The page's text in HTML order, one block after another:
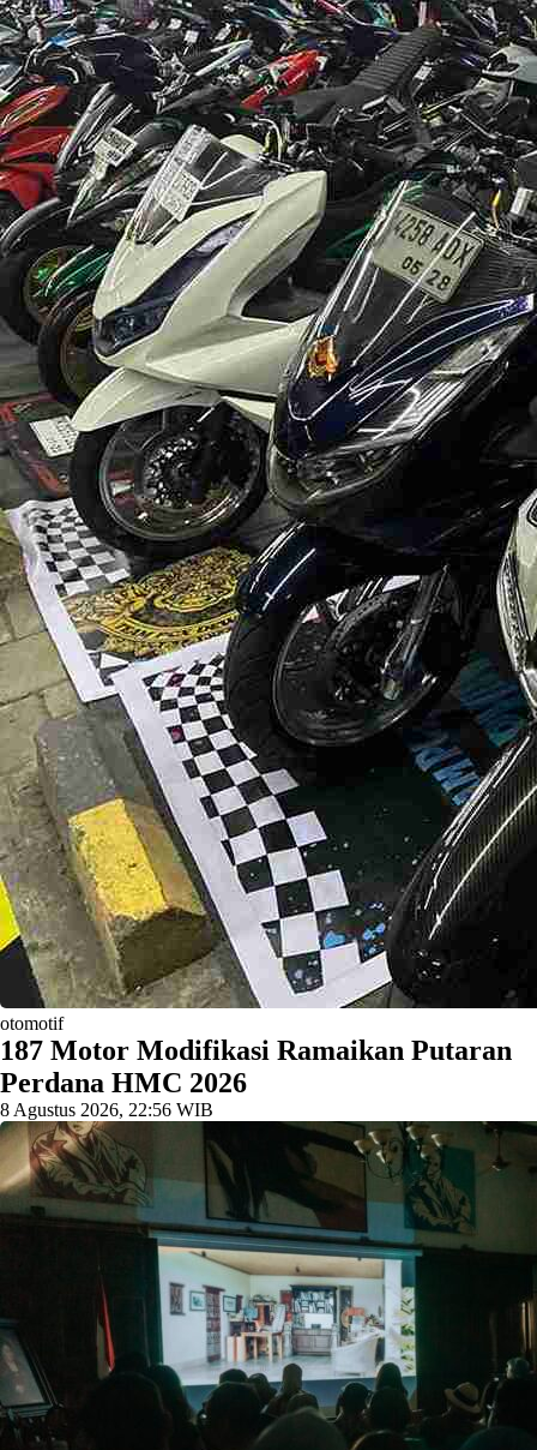
otomotif
187 Motor Modifikasi Ramaikan Putaran
Perdana HMC 2026
8 Agustus 2026, 22:56 WIB